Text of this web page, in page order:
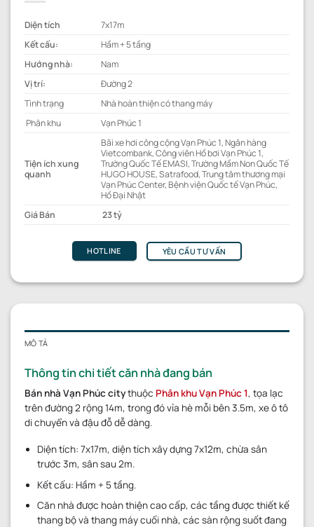
Diện tích
7x17m
Kết cấu:
Hầm + 5 tầng
Hướng nhà:
Nam
Vị trí:
Đường 2
Tình trạng
Nhà hoàn thiện có thang máy
Phân khu
Vạn Phúc 1
Tiện ích xung
quanh
Bãi xe hơi công cộng Vạn Phúc 1, Ngân hàng
Vietcombank, Công viên Hồ bơi Vạn Phúc 1,
Trường Quốc Tế EMASI, Trường Mầm Non Quốc Tế
HUGO HOUSE, Satrafood, Trung tâm thương mại
Vạn Phúc Center, Bệnh viện Quốc tế Vạn Phúc,
Hồ Đại Nhật
Giá Bán
23 tỷ
HOTLINE YÊU CẦU TƯ VẤN
MÔ TẢ
Thông tin chi tiết căn nhà đang bán
Bán nhà Vạn Phúc citythuộc Phân khu Vạn Phúc 1, tọa lạc
trên đường 2 rộng 14m, trong đó vỉa hè mỗi bên 3.5m, xe ô tô
di chuyển và đậu đỗ dễ dàng.
Diện tích: 7x17m, diện tích xây dựng 7x12m, chừa sân
trước 3m, sân sau 2m.
Kết cấu: Hầm + 5 tầng.
Căn nhà được hoàn thiện cao cấp, các tầng được thiết kế
thang bộ và thang máy cuối nhà, các sàn rộng suốt đang